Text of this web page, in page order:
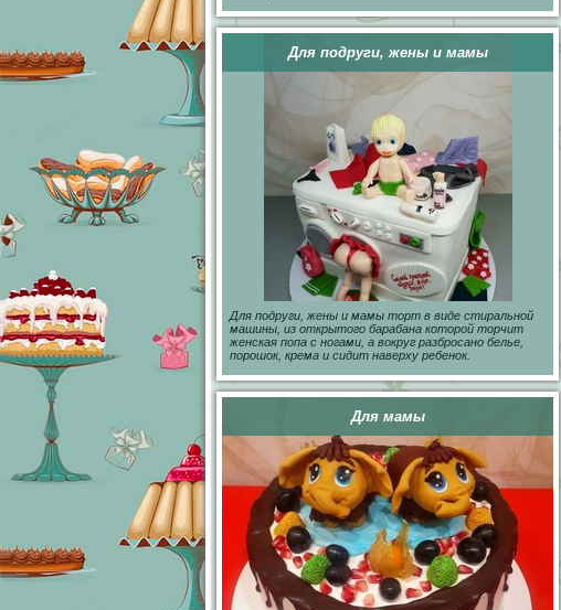
Для подруги, жены и мамы
Для подруги, жены и мамы торт в виде стиральной
машины, из открытого барабана которой торчит
женская попа с ногами, а вокруг разбросано белье,
порошок, крема и сидит наверху ребенок.
Для мамы